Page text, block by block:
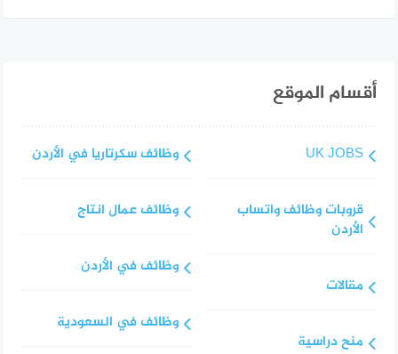
أقسام الموقع
UK JOBS
قروبات وظائف واتساب
الأردن
مقالات
منح دراسية
وظائف سكرتاريا في الأردن
وظائف عمال انتاج
وظائف في الأردن
وظائف في السعودية